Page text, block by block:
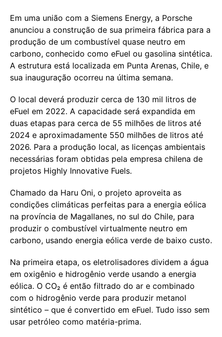
Em uma união com a Siemens Energy, a Porsche
anunciou a construção de sua primeira fábrica para a
produção de um combustível quase neutro em
carbono, conhecido como eFuel ou gasolina sintética.
A estrutura está localizada em Punta Arenas, Chile, e
sua inauguração ocorreu na última semana.
O local deverá produzir cerca de 130 mil litros de
eFuel em 2022. A capacidade será expandida em
duas etapas para cerca de 55 milhões de litros até
2024 e aproximadamente 550 milhões de litros até
2026. Para a produção local, as licenças ambientais
necessárias foram obtidas pela empresa chilena de
projetos Highly Innovative Fuels.
Chamado da Haru Oni, o projeto aproveita as
condições climáticas perfeitas para a energia eólica
na província de Magallanes, no sul do Chile, para
produzir o combustível virtualmente neutro em
carbono, usando energia eólica verde de baixo custo.
Na primeira etapa, os eletrolisadores dividem a água
em oxigênio e hidrogênio verde usando a energia
eólica. O CO₂ é então filtrado do ar e combinado
com o hidrogênio verde para produzir metanol
sintético – que é convertido em eFuel. Tudo isso sem
usar petróleo como matéria-prima.